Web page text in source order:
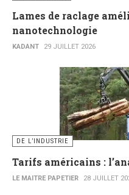
Lames de raclage
nanotechnologie
KADANT 29 JUILLET 2026
DE L’INDUSTRIE
Tarifs américains :
LE MAITRE PAPETIER 28 JUILLET